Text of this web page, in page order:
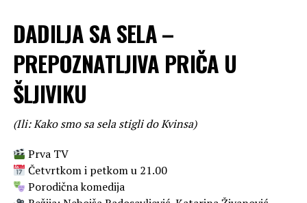
DADILJA SA SELA –
PREPOZNATLJIVA PRIČA U
ŠLJIVIKU
(Ili: Kako smo sa sela stigli do Kvinsa)
Prva TV
Četvrtkom i petkom u 21.00
Porodična komedija